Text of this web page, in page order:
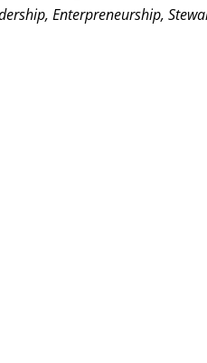
Enterpreneurship,